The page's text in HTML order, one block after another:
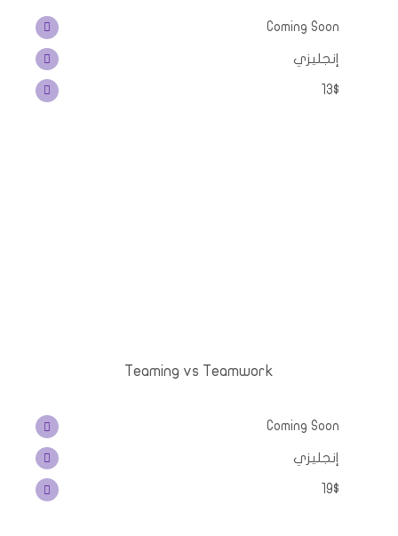
Coming Soon
إنجليزي
13$
Teaming vs Teamwork
Coming Soon
إنجليزي
19$